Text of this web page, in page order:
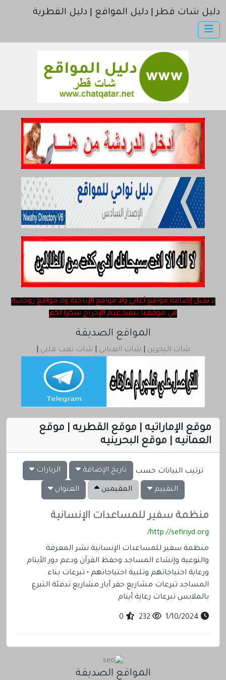
× دليل شات قطر
مواقع إخباريه | موقع الجزيرة | موقع العربية | موقع بي بي
مواقع إسلامية | موقع اسلامي
إنترنت وشبكات
الأسرة والترفيه
منتديات
أخرى ومنوعه
دليل شات قطر | دليل المواقع | دليل القطرية
لا نقبل ‎إضافة مواقع أغاني ولا مواقع الإباحية ولا مواقع روحانية
في موقعنا تتمنا عدم الإحراج شكرا لكم
المواقع الصديقة
شات البحرين شات العنابي شات تعب قلبي
موقع الإماراتيه | موقع القطريه | موقع
العمانيه | موقع البحرينيه
ترتيب البيانات حسب تاريخ الإضافة الزيارات
التقييم المقيمين العنوان
منظمة سفير للمساعدات الإنسانية
http://sefiriyd.org/
منظمة سفير للمساعدات الإنسانية نشر المعرفة
والتوعية وإنشاء المساجد وحفظ القرآن ودعم دور الأيتام
ورعاية احتياجاتهم وتلبية احتياجاتهم • تبرعات بناء
المساجد تبرعات مشاريع حفر أبار مشاريع تدفئة التبرع
بالملابس تبرعات رعاية أيتام
المواقع الصديقة